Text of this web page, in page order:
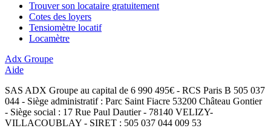
Trouver son locataire gratuitement
Cotes des loyers
Tensiomètre locatif
Locamètre
Adx Groupe
Aide
SAS ADX Groupe au capital de 6 990 495€ - RCS Paris B 505 037
044 - Siège administratif : Parc Saint Fiacre 53200 Château Gontier
- Siège social : 17 Rue Paul Dautier - 78140 VELIZY-
VILLACOUBLAY - SIRET : 505 037 044 009 53